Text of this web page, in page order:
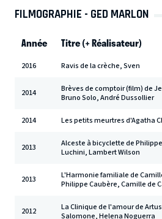
FILMOGRAPHIE - GED MARLON
Année Titre (+ Réalisateur)
2016 Ravis de la crèche, Sven
2014
Brèves de comptoir (film) de
Bruno Solo, André Dussollier
2014 Les petits meurtres d'Agatha
2013
Alceste à bicyclette de
Luchini, Lambert Wilson
2013
L'Harmonie familiale de
Philippe Caubère, Camille de
2012
La Clinique de l'amour de
Salomone, Helena Noguerra